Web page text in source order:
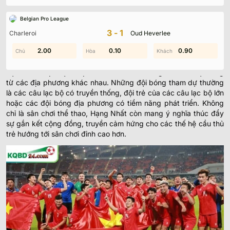
Belgian Pro League
Charleroi 3-1 Oud Heverlee
1.00 0.60 0.10
2.00 0.10 0.90
Hạng Nhất Việt Nam: Tổng Quan
Nam, được tổ chức lần đầu tiên vào những năm 2000 nhằm
từ các địa phương khác nhau. Những đội bóng tham dự thường
là các câu lạc bộ có truyền thống, đội trẻ của các câu lạc bộ lớn
hoặc các đội bóng địa phương có tiềm năng phát triển. Không
chỉ là sân chơi thể thao, Hạng Nhất còn mang ý nghĩa thúc đẩy
sự gắn kết cộng đồng, truyền cảm hứng cho các thế hệ cầu thủ
trẻ hướng tới sân chơi đỉnh cao hơn.